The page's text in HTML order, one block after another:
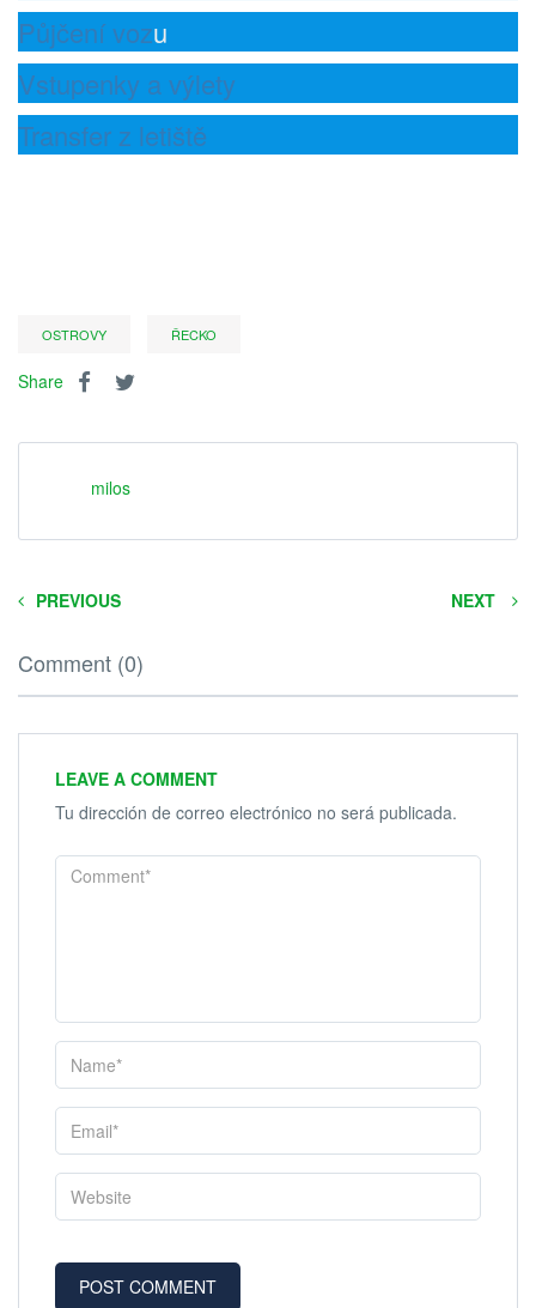
Půjčení vozu
Vstupenky a výlety
Transfer z letiště
OSTROVY ŘECKO
Share
milos
PREVIOUS NEXT
Comment (0)
LEAVE A COMMENT
Tu dirección de correo electrónico no será publicada.